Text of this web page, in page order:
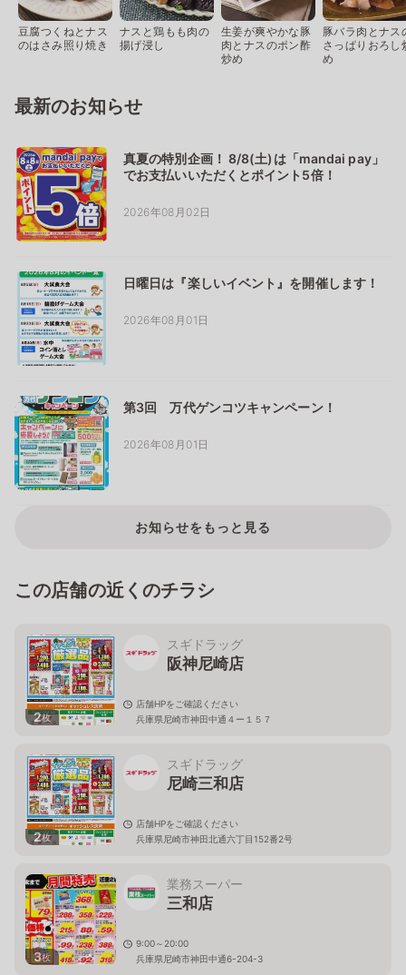
豆腐つくねとナス
のはさみ照り焼き
ナスと鶏もも肉の
揚げ浸し
生姜が爽やかな豚
肉とナスのポン酢
炒め
豚バラ肉とナス
さっぱりおろし
め
最新のお知らせ
真夏の特別企画！ 8/8(土)は「mandai pay」
でお支払いいただくとポイント5倍！
2026年08月02日
日曜日は『楽しいイベント』を開催します！
2026年08月01日
第3回 万代ゲンコツキャンペーン！
2026年08月01日
お知らせをもっと見る
この店舗の近くのチラシ
2枚
スギドラッグ
阪神尼崎店
店舗HPをご確認ください
兵庫県尼崎市神田中通４ー１５７
2枚
スギドラッグ
尼崎三和店
店舗HPをご確認ください
兵庫県尼崎市神田北通六丁目152番2号
3枚
業務スーパー
三和店
9:00～20:00
兵庫県尼崎市神田中通6-204-3